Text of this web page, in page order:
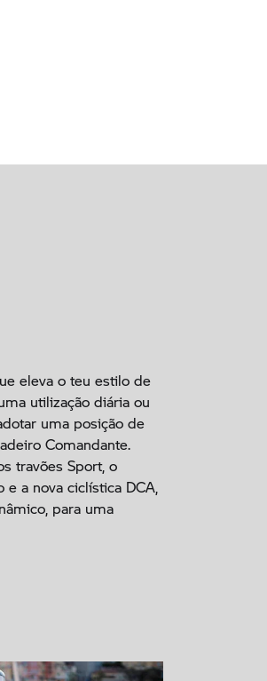
eleva o teu estilo de
utilização diária ou
uma posição de
Comandante.
travões Sport, o
a nova ciclística DCA,
para uma